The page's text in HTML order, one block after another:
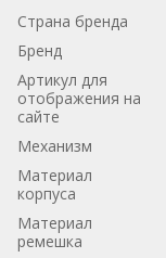
Страна бренда
Бренд
Артикул для
отображения на
сайте
Механизм
Материал
корпуса
Материал
ремешка